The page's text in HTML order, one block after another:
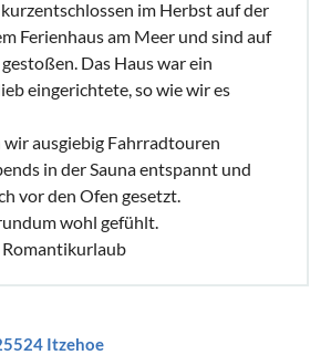
im Herbst auf der
Ferienhaus am Meer und sind auf
Das Haus war ein
eingerichtete, so wie wir es
wir ausgiebig Fahrradtouren
in der Sauna entspannt und
vor den Ofen gesetzt.
wohl gefühlt.
Romantikurlaub
Itzehoe